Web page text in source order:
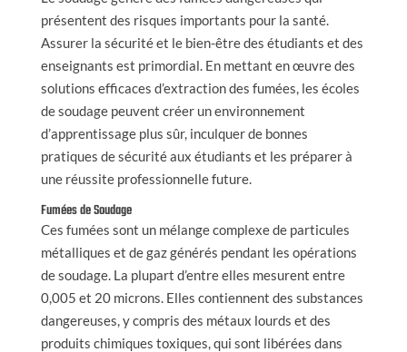
présentent des risques importants pour la santé.
Assurer la sécurité et le bien-être des étudiants et des
enseignants est primordial. En mettant en œuvre des
solutions efficaces d’extraction des fumées, les écoles
de soudage peuvent créer un environnement
d’apprentissage plus sûr, inculquer de bonnes
pratiques de sécurité aux étudiants et les préparer à
une réussite professionnelle future.
Fumées de Soudage
Ces fumées sont un mélange complexe de particules
métalliques et de gaz générés pendant les opérations
de soudage. La plupart d’entre elles mesurent entre
0,005 et 20 microns. Elles contiennent des substances
dangereuses, y compris des métaux lourds et des
produits chimiques toxiques, qui sont libérées dans